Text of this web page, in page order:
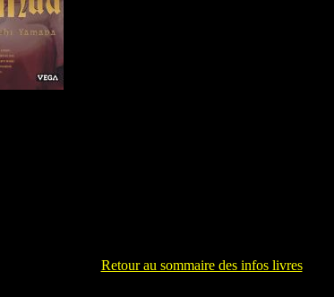
Retour au sommaire des infos livres